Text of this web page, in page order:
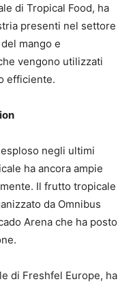
di Tropical Food, ha
presenti nel settore
mango e
vengono utilizzati
efficiente.
negli ultimi
ha ancora ampie
Il frutto tropicale
da Omnibus
Arena che ha posto
di Freshfel Europe, ha